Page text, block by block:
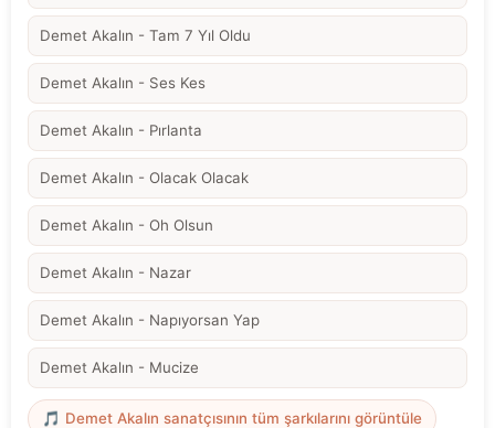
Demet Akalın - Tam 7 Yıl Oldu
Demet Akalın - Ses Kes
Demet Akalın - Pırlanta
Demet Akalın - Olacak Olacak
Demet Akalın - Oh Olsun
Demet Akalın - Nazar
Demet Akalın - Napıyorsan Yap
Demet Akalın - Mucize
🎵 Demet Akalın sanatçısının tüm şarkılarını görüntüle